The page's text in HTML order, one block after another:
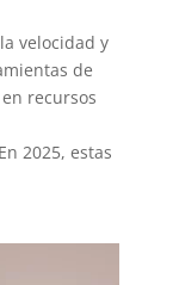
velocidad y
de
recursos
2025, estas